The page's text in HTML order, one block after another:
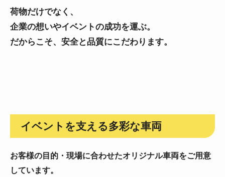
荷物だけでなく、
企業の想いやイベントの成功を運ぶ。
だからこそ、安全と品質にこだわります。
イベントを支える多彩な車両
お客様の目的・現場に合わせたオリジナル車両をご用意
しています。